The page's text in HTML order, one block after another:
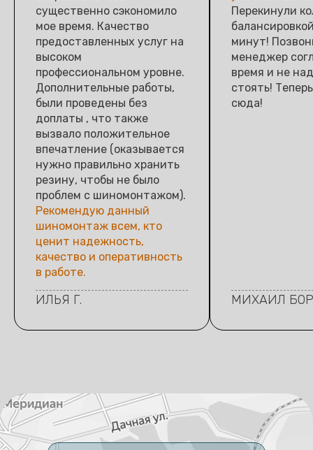
существенно сэкономило
мое время. Качество
предоставленных услуг на
высоком
профессиональном уровне.
Дополнительные работы,
были проведены без
доплаты , что также
вызвало положительное
впечатление (оказывается
нужно правильно хранить
резину, чтобы не было
проблем с шиномонтажом).
Рекомендую данный
шиномонтаж всем, кто
ценит надежность,
качество и оперативность
в работе.
ИЛЬЯ Г.
Перекинули
минут!
менеджер
время и не
стоять!
сюда!
МИХАИЛ